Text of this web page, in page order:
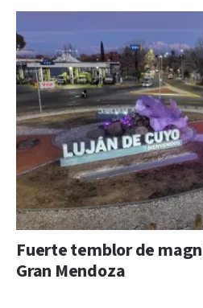
Fuerte temblor de
Gran Mendoza